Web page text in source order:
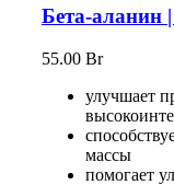
Бета-аланин
55.00 Br
улучшает
массы
помогает